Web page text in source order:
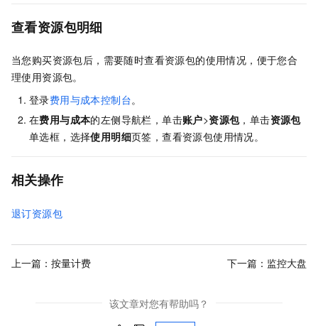
查看资源包明细
当您购买资源包后，需要随时查看资源包的使用情况，便于您合
理使用资源包。
登录费用与成本控制台。
在费用与成本的左侧导航栏，单击账户>资源包，单击资源包
单选框，选择使用明细页签，查看资源包使用情况。
相关操作
退订资源包
上一篇： 按量计费 下一篇： 监控大盘
该文章对您有帮助吗？